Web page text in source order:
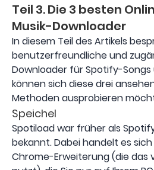
Teil 3. Die 3 besten
Musik-Downloader
In diesem Teil des Artikels
benutzerfreundliche und
Downloader für Spotify-Songs
können sich diese drei
Methoden ausprobieren
Speichel
Spotiload war früher als
bekannt. Dabei handelt es
Chrome-Erweiterung (die das